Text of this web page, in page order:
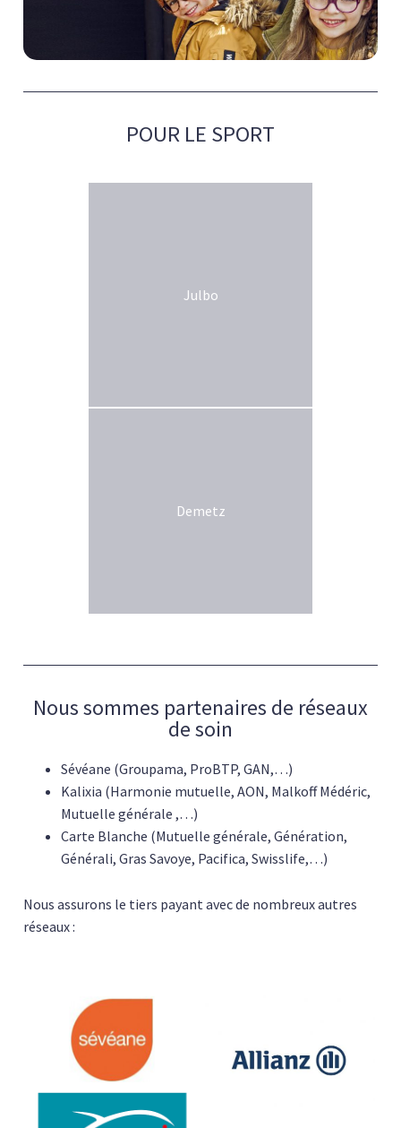
Minima
POUR LE SPORT
Julbo
Demetz
Nous sommes partenaires de réseaux
de soin
Sévéane (Groupama, ProBTP, GAN,…)
Kalixia (Harmonie mutuelle, AON, Malkoff Médéric,
Mutuelle générale ,…)
Carte Blanche (Mutuelle générale, Génération,
Générali, Gras Savoye, Pacifica, Swisslife,…)
Nous assurons le tiers payant avec de nombreux autres
réseaux :